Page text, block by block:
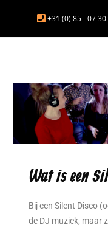
+31 (0) 85 - 07 30
Wat is een
Bij een Silent Disco
de DJ muziek, maar